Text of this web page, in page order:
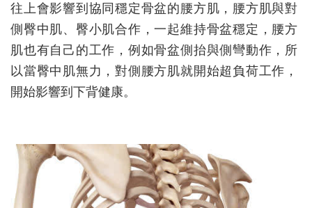
往上會影響到協同穩定骨盆的腰方肌，腰方肌與對
側臀中肌、臀小肌合作，一起維持骨盆穩定，腰方
肌也有自己的工作，例如骨盆側抬與側彎動作，所
以當臀中肌無力，對側腰方肌就開始超負荷工作，
開始影響到下背健康。